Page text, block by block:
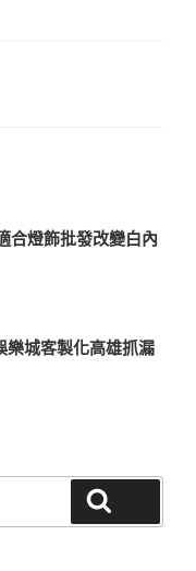
合燈飾批發改變白內
樂城客製化高雄抓漏